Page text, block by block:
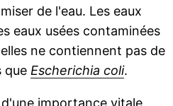
de l'eau. Les eaux
eaux usées contaminées
ne contiennent pas de
que Escherichia coli.
importance vitale,